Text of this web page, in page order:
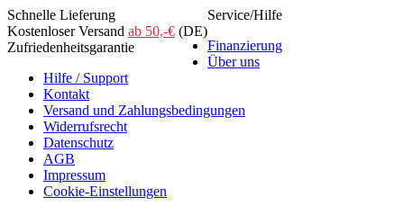
Schnelle Lieferung
Kostenloser Versand ab 50,-€ (DE)
Zufriedenheitsgarantie
Service/Hilfe
Finanzierung
Über uns
Hilfe / Support
Kontakt
Versand und Zahlungsbedingungen
Widerrufsrecht
Datenschutz
AGB
Impressum
Cookie-Einstellungen